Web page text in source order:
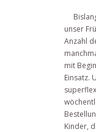
unser
Anzahl
mit
Einsatz.
Kinder,